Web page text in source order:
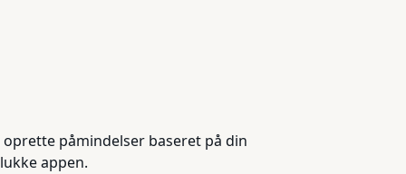
påmindelser baseret på din
appen.